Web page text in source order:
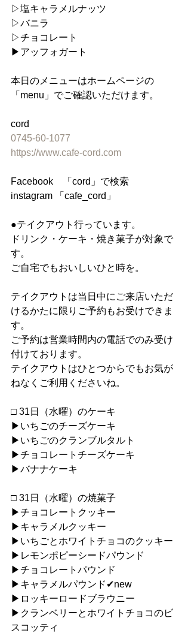
▷塩キャラメルナッツ
▷バニラ
▷チョコレート
▶︎アッフォガート
本日のメニューはホームページの
「menu」でご確認いただけます。
cord
0745-60-1077
https://www.cafe-cord.com
Facebook　「cord」で検索
instagram 「cafe_cord」
●テイクアウト行っています。
ドリンク・ケーキ・焼き菓子が対象で
す。
ご自宅でもおいしいひと時を。
テイクアウトは当日中にご来店いただ
けるかたに限りご予約もお受けできま
す。
ご予約は営業時間内の電話でのみ受け
付けております。
テイクアウトはひとつからでもお気が
ねなくご利用くださいね。
□ 31日（水曜）のケーキ
▶︎いちごのチーズケーキ
▶︎いちごのクランブルタルト
▶︎チョコレートチーズケーキ
▶︎バナナケーキ
□ 31日（水曜）の焼菓子
▶︎チョコレートクッキー
▶︎キャラメルクッキー
▶︎いちごとホワイトチョコのクッキー
▶︎レモンポピーシードパウンド
▶︎チョコレートパウンド
▶︎キャラメルパウンド✔︎new
▶︎ロッキーロードブラウニー
▶︎クランベリーとホワイトチョコのビ
スコッティ